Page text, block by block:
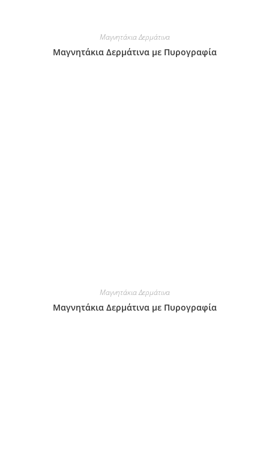
Μαγνητάκια Δερμάτινα
Μαγνητάκια Δερμάτινα με Πυρογραφία
Μαγνητάκια Δερμάτινα
Μαγνητάκια Δερμάτινα με Πυρογραφία